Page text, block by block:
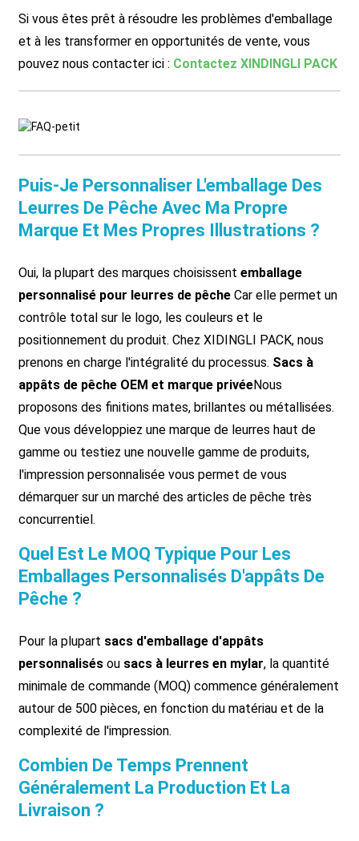
Si vous êtes prêt à résoudre les problèmes d'emballage
et à les transformer en opportunités de vente, vous
pouvez nous contacter ici : Contactez XINDINGLI PACK
Puis-Je Personnaliser L'emballage Des
Leurres De Pêche Avec Ma Propre
Marque Et Mes Propres Illustrations ?
Oui, la plupart des marques choisissent emballage
personnalisé pour leurres de pêcheCar elle permet un
contrôle total sur le logo, les couleurs et le
positionnement du produit. Chez XIDINGLI PACK, nous
prenons en charge l'intégralité du processus. Sacs à
appâts de pêche OEM et marque privéeNous
proposons des finitions mates, brillantes ou métallisées.
Que vous développiez une marque de leurres haut de
gamme ou testiez une nouvelle gamme de produits,
l'impression personnalisée vous permet de vous
démarquer sur un marché des articles de pêche très
concurrentiel.
Quel Est Le MOQ Typique Pour Les
Emballages Personnalisés D'appâts De
Pêche ?
Pour la plupart sacs d'emballage d'appâts
personnalisésou sacs à leurres en mylar, la quantité
minimale de commande (MOQ) commence généralement
autour de 500 pièces, en fonction du matériau et de la
complexité de l'impression.
Combien De Temps Prennent
Généralement La Production Et La
Livraison ?